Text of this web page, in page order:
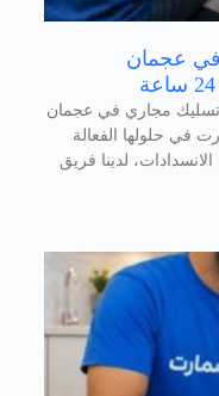
عجمان
تسليك مجاري في عجمان
في حلولها الفعالة
لدينا فريق